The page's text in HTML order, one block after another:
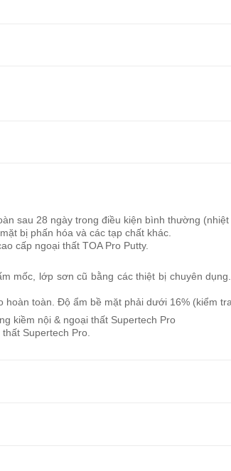
sau 28 ngày trong điều kiện bình thường
bị phấn hóa và các tạp chất khác.
cấp ngoại thất TOA Pro Putty.
mốc, lớp sơn cũ bằng các thiệt bị chuyên
toàn. Độ ẩm bề mặt phải dưới 16% (kiểm
kiềm nội & ngoại thất Supertech Pro
Supertech Pro.